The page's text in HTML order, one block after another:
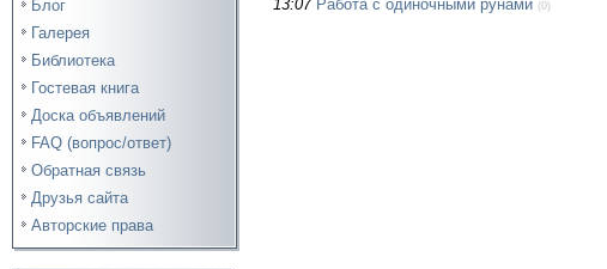
Блог
Галерея
Библиотека
Гостевая книга
Доска объявлений
FAQ (вопрос/ответ)
Обратная связь
Друзья сайта
Авторские права
13:07 Работа с одиночными рунами (0)